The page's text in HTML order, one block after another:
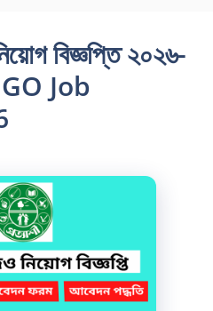
বিজ্ঞপ্তি ২০২৬-
Job